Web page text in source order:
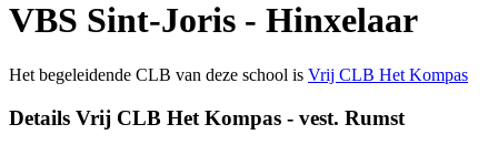
VBS Sint-Joris - Hinxelaar
Het begeleidende CLB van deze school is Vrij CLB Het Kompas
Details Vrij CLB Het Kompas - vest. Rumst